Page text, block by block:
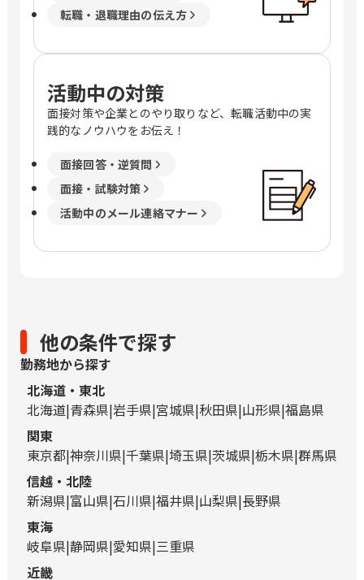
転職・退職理由の伝え方
活動中の対策
面接対策や企業とのやり取りなど、転職活動中の実
践的なノウハウをお伝え！
面接回答・逆質問
面接・試験対策
活動中のメール連絡マナー
他の条件で探す
勤務地から探す
北海道・東北
北海道 青森県 岩手県 宮城県 秋田県 山形県 福島県
関東
東京都 神奈川県 千葉県 埼玉県 茨城県 栃木県 群馬県
信越・北陸
新潟県 富山県 石川県 福井県 山梨県 長野県
東海
岐阜県 静岡県 愛知県 三重県
近畿